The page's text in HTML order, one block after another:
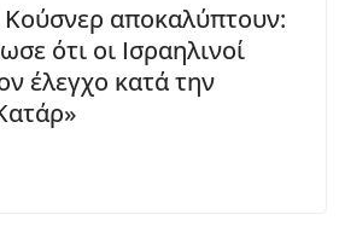
Κούσνερ αποκαλύπτουν:
ότι οι Ισραηλινοί
έλεγχο κατά την